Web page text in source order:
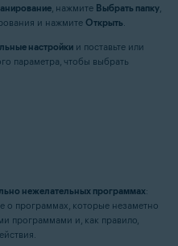
, нажмите Выбрать папку,
и нажмите Открыть.
настройки и поставьте или
параметра, чтобы выбрать
нежелательных программах:
о программах, которые незаметно
программами и, как правило,